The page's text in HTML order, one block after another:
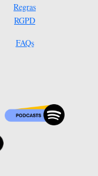
Regras
RGPD
FAQs